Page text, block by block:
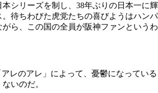
シリーズを制し、38年ぶりの日本一に輝
待ちわびた虎党たちの喜びようはハンパ
ら、この国の全員が阪神ファンというわ
レのアレ」によって、憂鬱になっている
いのだ。